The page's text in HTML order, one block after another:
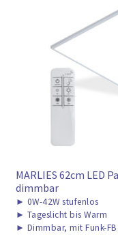
► VERSANDARTEN
MARLIES 62cm LED
dimmbar
► 0W-42W stufenlos
► Tageslicht bis Warm
► Dimmbar, mit Funk-FB